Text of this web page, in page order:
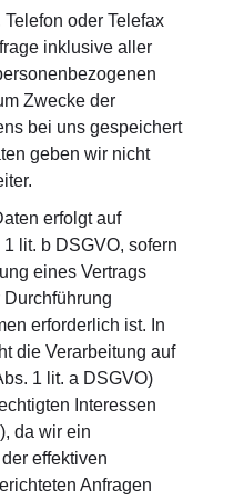
oder Telefax
inklusive aller
Zwecke der
bei uns gespeichert
geben wir nicht
erfolgt auf
lit. b DSGVO, sofern
eines Vertrags
erforderlich ist. In
die Verarbeitung auf
1 lit. a DSGVO)
Interessen
da wir ein
effektiven
Anfragen